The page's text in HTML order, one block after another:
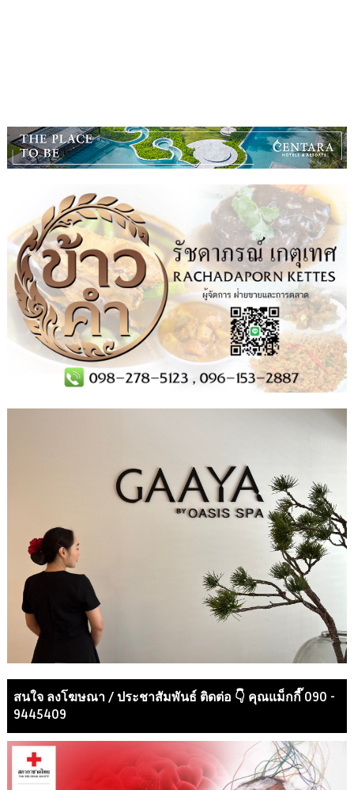
สนใจ ลงโฆษณา / ประชาสัมพันธ์ ติดต่อ 👇 คุณแม็กกี๊ 090 -
9445409